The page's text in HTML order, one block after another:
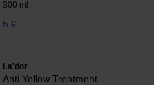
300 ml
5 €
La'dor
Anti Yellow Treatment